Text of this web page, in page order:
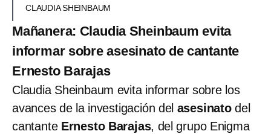
CLAUDIA SHEINBAUM
Mañanera: Claudia Sheinbaum evita
informar sobre asesinato de cantante
Ernesto Barajas
Claudia Sheinbaum evita informar sobre los
avances de la investigación del asesinatodel
cantante Ernesto Barajas, del grupo Enigma